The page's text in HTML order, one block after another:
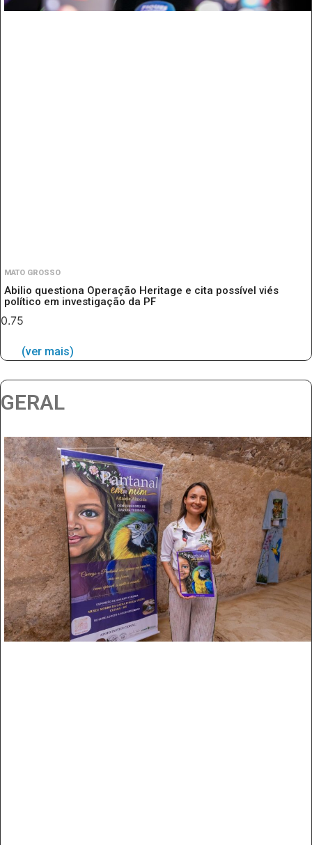
MATO GROSSO
Abilio questiona Operação Heritage e cita possível viés
político em investigação da PF
(ver mais)
GERAL